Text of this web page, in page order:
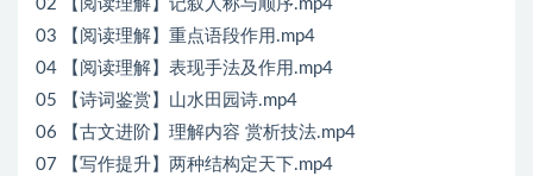
02 【阅读理解】记叙人称与顺序.mp4
03 【阅读理解】重点语段作用.mp4
04 【阅读理解】表现手法及作用.mp4
05 【诗词鉴赏】山水田园诗.mp4
06 【古文进阶】理解内容 赏析技法.mp4
07 【写作提升】两种结构定天下.mp4